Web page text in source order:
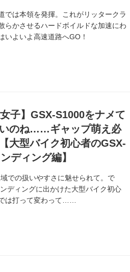
では本領を発揮。これがリッタークラ
かさせるハードボイルドな加速にわ
いよいよ高速道路へGO！
子】GSX-S1000をナメて
のね……ギャップ萌え必
大型バイク初心者のGSX-
ディング編】
での扱いやすさに魅せられて。で
ディングに出かけた大型バイク初心
は打って変わって……